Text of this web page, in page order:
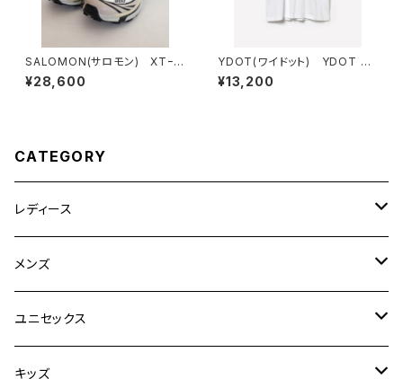
SALOMON(サロモン) XTｰ6
VanilaIce/Black/SilverClo
ud
¥28,600
YDOT(ワイドット) YDOT M
OUNTAIN T SHIRT
¥13,200
CATEGORY
レディース
CLANE
TOPS
BOTTOMS
TEN.
ETRE TOKYO
メンズ
FUJITO
TOPS
CURLY
ユニセックス
20/80
キッズ